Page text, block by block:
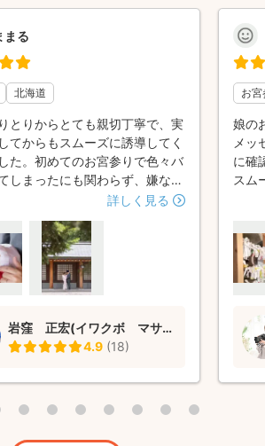
まる
北海道
とりからとても親切丁寧で、実
てからもスムーズに誘導してく
た。初めてのお宮参りで色々バ
しまったにも関わらず、嫌な顔
後まで優しいお声掛けで撮影を
素敵で、ロケーションフォトを
はまたぜひお願いしたいです。
の方にもぜひ勧めたいフォトグ
んでした。
詳しく見る
岩窪 正宏(イワクボ マサヒロ）
4.9 (18)
お
娘の
メッ
に確
スム
かり
ので
まし
た
て
て満